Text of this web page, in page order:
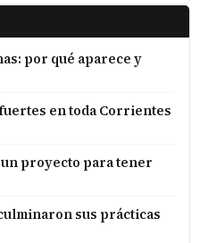
por qué aparece y
en toda Corrientes
proyecto para tener
sus prácticas